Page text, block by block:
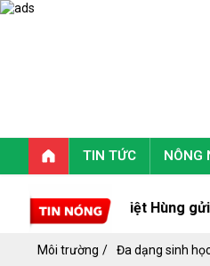
TIN TỨC NÔNG
Trịnh Việt Hùng gửi Thư
Môi trường Đa dạng sinh